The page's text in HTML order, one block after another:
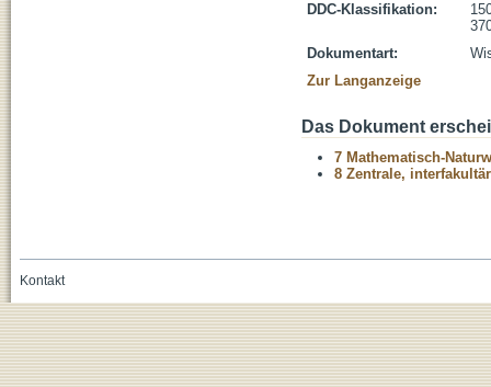
DDC-Klassifikation:
Dokumentart:
Zur Langanzeige
Das Dokument
7 Mathematisch-
8 Zentrale,
Kontakt